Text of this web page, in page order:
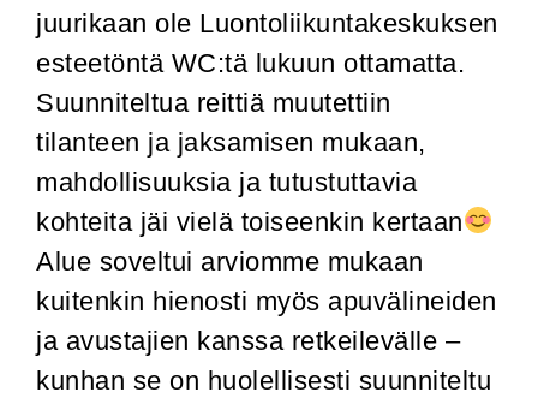
juurikaan ole Luontoliikuntakeskuksen
esteetöntä WC:tä lukuun ottamatta.
Suunniteltua reittiä muutettiin
tilanteen ja jaksamisen mukaan,
mahdollisuuksia ja tutustuttavia
kohteita jäi vielä toiseenkin kertaan
Alue soveltui arviomme mukaan
kuitenkin hienosti myös apuvälineiden
ja avustajien kanssa retkeilevälle –
kunhan se on huolellisesti suunniteltu